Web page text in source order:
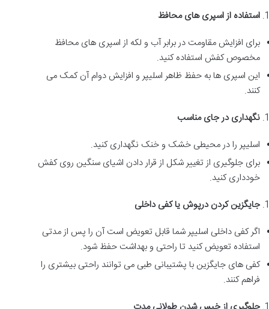
استفاده از اسپری های محافظ
برای افزایش مقاومت در برابر آب و لکه از اسپری های محافظ
مخصوص کفش استفاده کنید.
این اسپری ها به حفظ ظاهر اسلیپر و افزایش دوام آن کمک می
کنند.
نگهداری در جای مناسب
اسلیپر را در محیطی خشک و خنک نگهداری کنید.
برای جلوگیری از تغییر شکل از قرار دادن اشیای سنگین روی کفش
خودداری کنید.
جایگزین کردن درپوش یا کفی داخلی
اگر کفی داخلی اسلیپر شما قابل تعویض است آن را پس از مدتی
استفاده تعویض کنید تا راحتی و بهداشت حفظ شود.
کفی های جایگزین با پشتیبانی طبی می توانند راحتی بیشتری را
فراهم کنند.